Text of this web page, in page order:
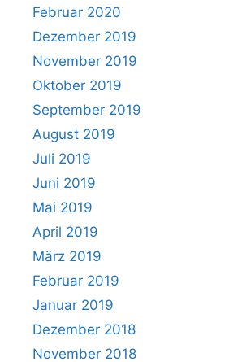
Februar 2020
Dezember 2019
November 2019
Oktober 2019
September 2019
August 2019
Juli 2019
Juni 2019
Mai 2019
April 2019
März 2019
Februar 2019
Januar 2019
Dezember 2018
November 2018